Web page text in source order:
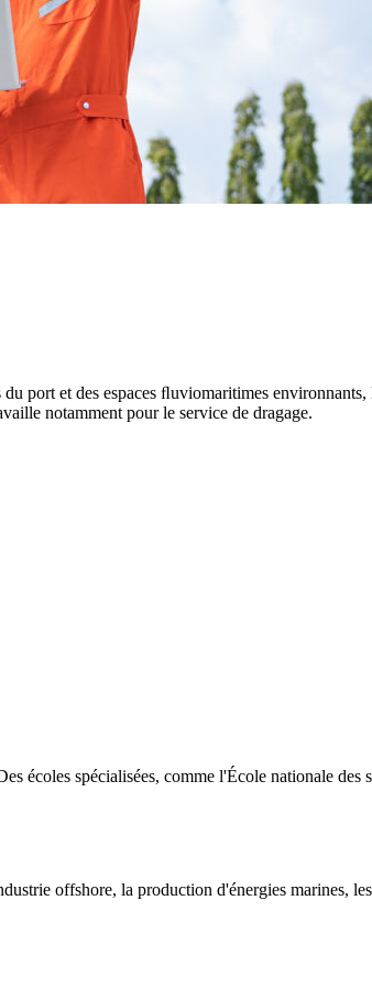
port et des espaces ﬂuviomaritimes
notamment pour le service de dragage.
écoles spécialisées, comme l'École nationale
offshore, la production d'énergies marines,